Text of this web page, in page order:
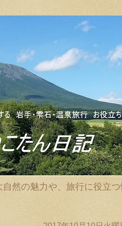
自然の魅力や、旅行に役立